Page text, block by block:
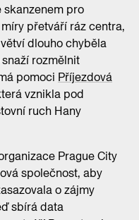
skanzenem pro
přetváří ráz centra,
dlouho chyběla
rozmělnit
pomoci Příjezdová
vznikla pod
ruch Hany
Prague City
společnost, aby
o zájmy
sbírá data